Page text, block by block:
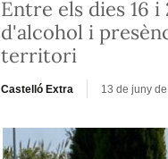
Entre els dies 16
d'alcohol i
territori
Castelló Extra 13 de juny